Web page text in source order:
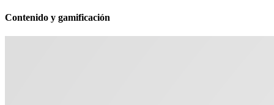
Contenido y gamificación